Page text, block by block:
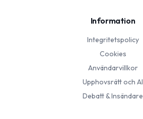
Information
Integritetspolicy
Cookies
Användarvillkor
Upphovsrätt och AI
Debatt & Insändare